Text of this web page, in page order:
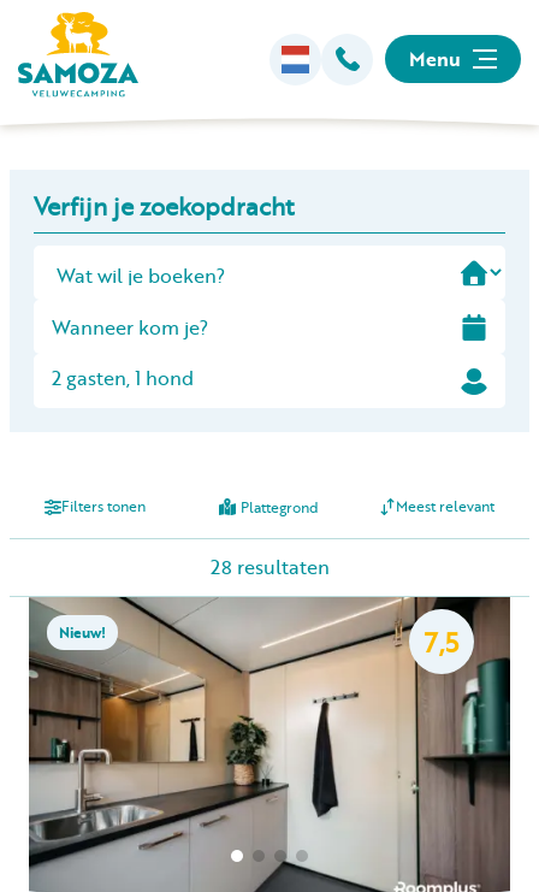
Menu
Faciliteiten
Animatie
Omgeving
Kamperen
Huren
Particulier huren
+31 (0) 577 411 283
Verfijn je zoekopdracht
2 gasten, 1 hond
+
−
28 resultaten
Filters tonen Plattegrond Meest relevant
7,5
Nieuw!